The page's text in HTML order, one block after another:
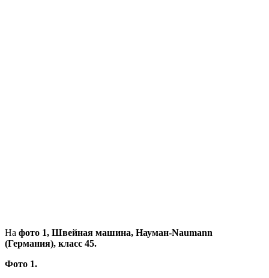
На фото 1, Швейная машина, Науман-Naumann
(Германия), класс 45.
Фото 1.